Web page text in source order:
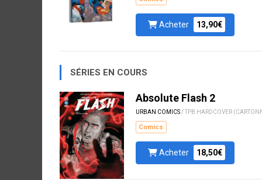
Acheter 13,90€
SÉRIES EN COURS
Absolute Flash 2
URBAN COMICS / TPB HARDCOVER
Comics
Acheter 18,50€